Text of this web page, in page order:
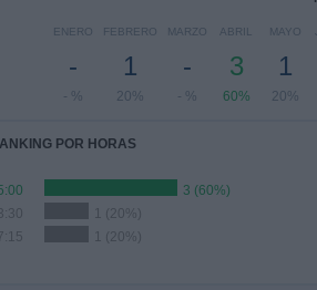
ENERO
-
- %
FEBRERO
1
20%
MARZO
-
- %
ABRIL
3
60%
MAYO
1
20%
POR HORAS
3 (60%)
1 (20%)
1 (20%)